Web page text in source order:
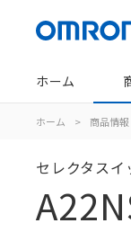
ホーム
ホーム > 商品情報
セレクタスイ